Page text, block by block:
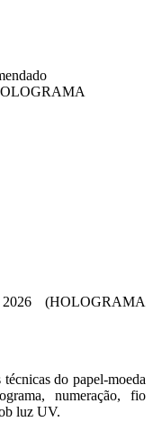
(HOLOGRAMA
do papel-moeda
numeração, fio
luz UV.